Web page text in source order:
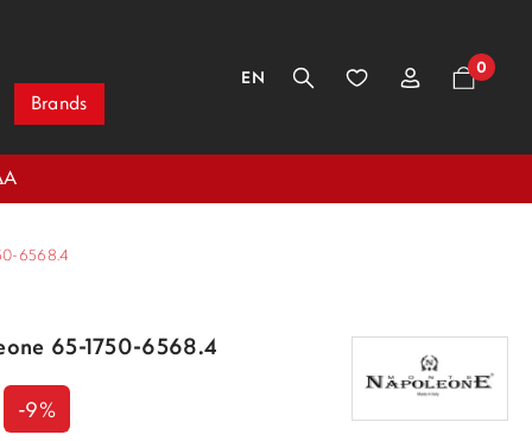
Brands
EN
0
6568.4
65-1750-6568.4
-9%